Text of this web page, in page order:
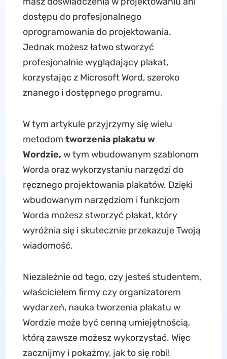
dostępu do profesjonalnego
oprogramowania do projektowania.
Jednak możesz łatwo stworzyć
profesjonalnie wyglądający plakat,
korzystając z Microsoft Word, szeroko
znanego i dostępnego programu.
W tym artykule przyjrzymy się wielu
metodom tworzenia plakatu w
Wordzie, w tym wbudowanym szablonom
Worda oraz wykorzystaniu narzędzi do
ręcznego projektowania plakatów. Dzięki
wbudowanym narzędziom i funkcjom
Worda możesz stworzyć plakat, który
wyróżnia się i skutecznie przekazuje Twoją
wiadomość.
Niezależnie od tego, czy jesteś studentem,
właścicielem firmy czy organizatorem
wydarzeń, nauka tworzenia plakatu w
Wordzie może być cenną umiejętnością,
którą zawsze możesz wykorzystać. Więc
zacznijmy i pokażmy, jak to się robi!